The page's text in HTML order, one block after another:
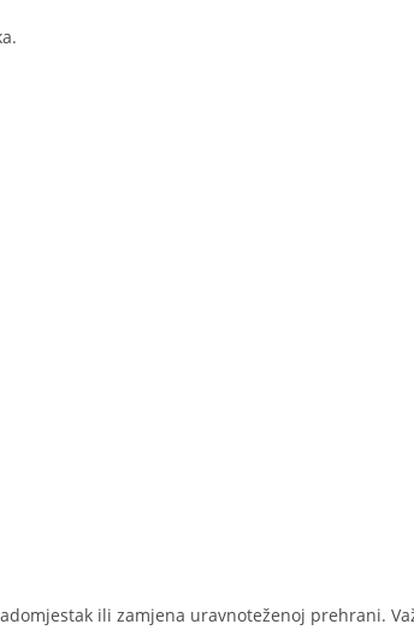
ili zamjena uravnoteženoj prehrani.